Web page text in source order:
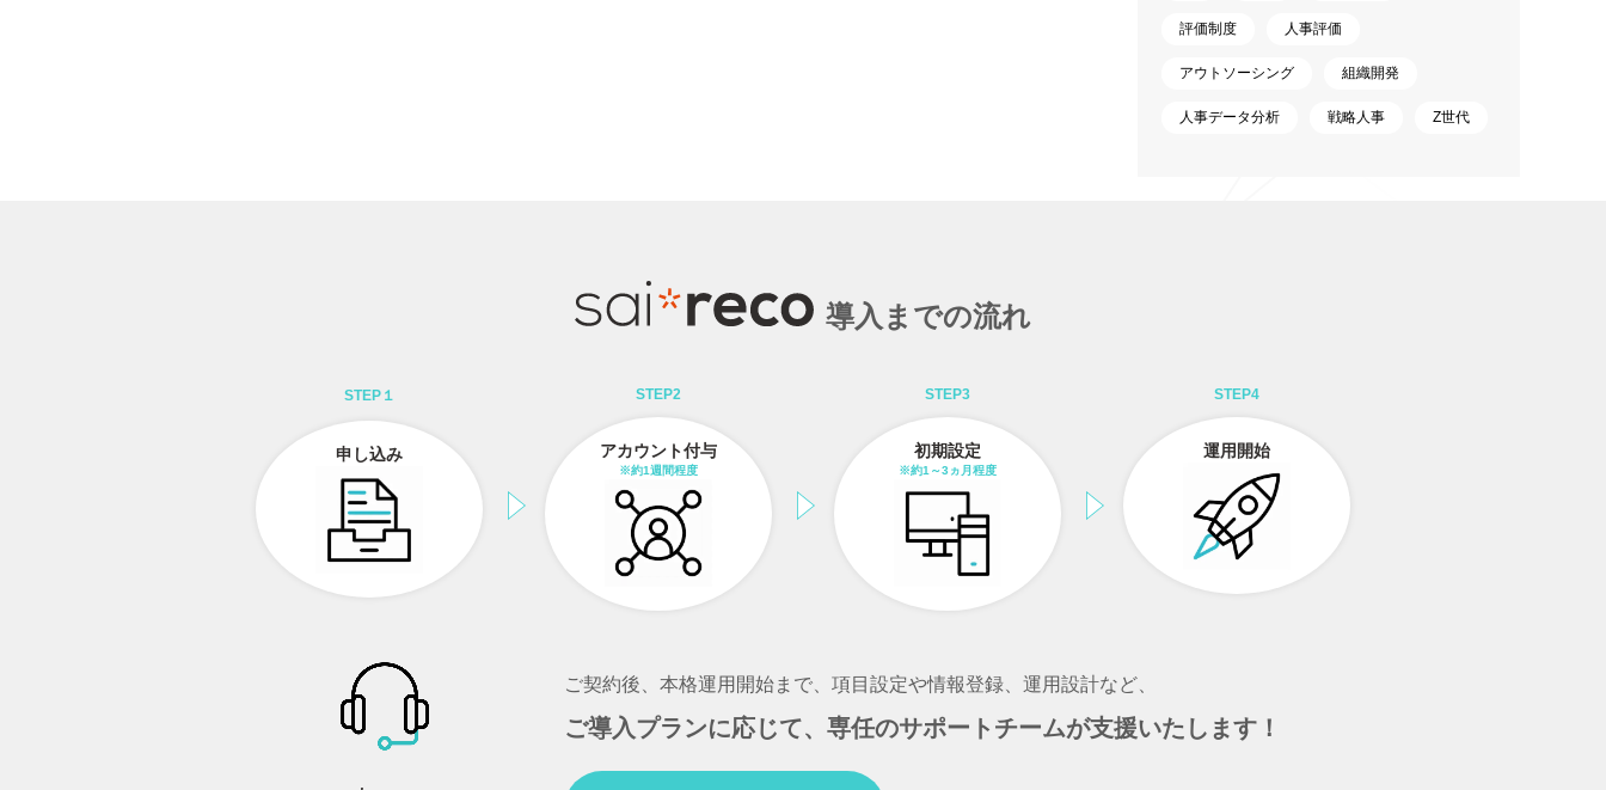
評価制度 人事評価
アウトソーシング 組織開発
人事データ分析 戦略人事 Z世代
導入までの流れ
STEP１
申し込み
STEP2
アカウント付与
※約1週間程度
STEP3
初期設定
※約1～3ヵ月程度
STEP4
運用開始
ご契約後、本格運用開始まで、項目設定や情報登録、運用設計など、
ご導入プランに応じて、専任のサポートチームが支援いたします！